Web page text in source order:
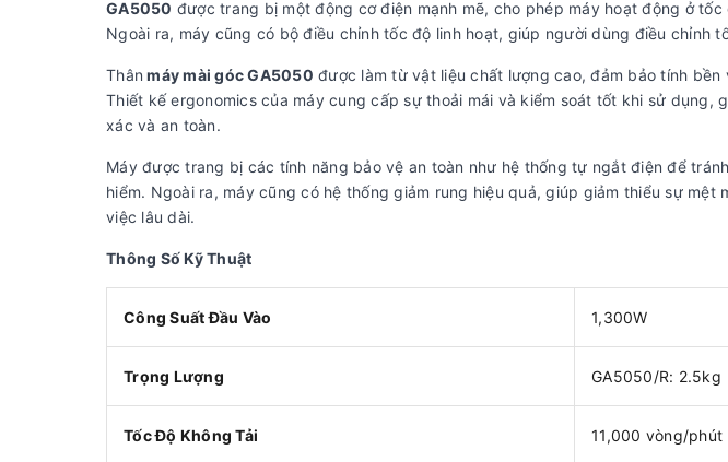
GA5050 được trang bị một động cơ điện mạnh mẽ, cho phép máy hoạt động ở
Ngoài ra, máy cũng có bộ điều chỉnh tốc độ linh hoạt, giúp người dùng điều chỉnh
Thân máy mài góc GA5050 được làm từ vật liệu chất lượng cao, đảm bảo tính
Thiết kế ergonomics của máy cung cấp sự thoải mái và kiểm soát tốt khi sử dụng,
xác và an toàn.
Máy được trang bị các tính năng bảo vệ an toàn như hệ thống tự ngắt điện để
hiểm. Ngoài ra, máy cũng có hệ thống giảm rung hiệu quả, giúp giảm thiểu sự mệt
việc lâu dài.
Thông Số Kỹ Thuật
Công Suất Đầu Vào 1,300W
Trọng Lượng GA5050/R: 2.5kg
Tốc Độ Không Tải 11,000 vòng/phút